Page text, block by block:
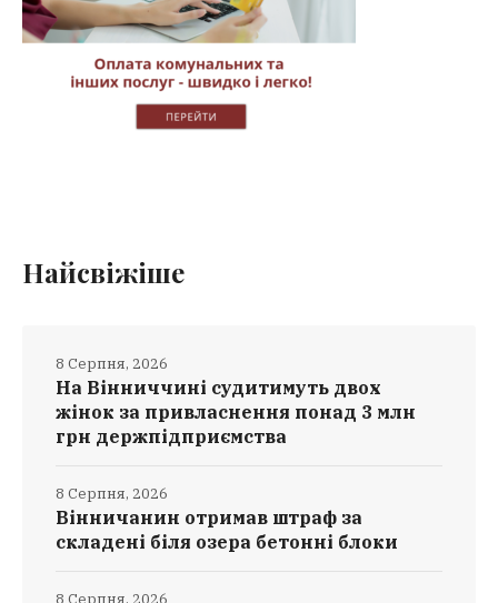
Найсвіжіше
На Вінниччині судитимуть двох
жінок за привласнення понад 3 млн
грн держпідприємства
8 Серпня, 2026
Вінничанин отримав штраф за
складені біля озера бетонні блоки
8 Серпня, 2026
8 Серпня, 2026